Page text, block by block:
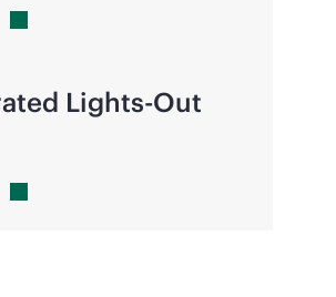
Lights-Out